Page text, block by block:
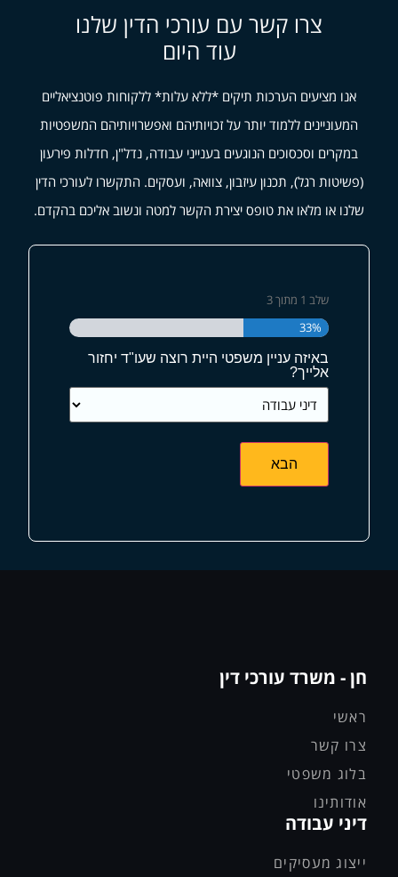
צרו קשר עם עורכי הדין שלנו
עוד היום
אנו מציעים הערכות תיקים *ללא עלות* ללקוחות פוטנציאליים
המעוניינים ללמוד יותר על זכויותיהם ואפשרויותיהם המשפטיות
במקרים וסכסוכים הנוגעים בענייני עבודה, נדל"ן, חדלות פירעון
(פשיטות רגל), תכנון עיזבון, צוואה, ועסקים. התקשרו לעורכי הדין
שלנו או מלאו את טופס יצירת הקשר למטה ונשוב אליכם בהקדם.
שלב 1 מתוך3
33%
באיזה עניין משפטי היית רוצה שעו"ד יחזור
אלייך?
חן - משרד עורכי דין
ראשי
צרו קשר
בלוג משפטי
אודותינו
דיני עבודה
ייצוג מעסיקים